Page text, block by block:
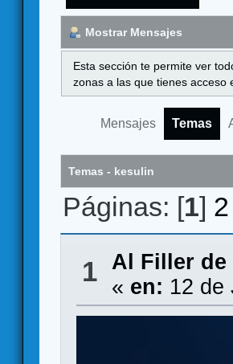
Mostrar Mensajes
Esta sección te permite ver
zonas a las que tienes acceso
Mensajes Temas
Temas - kesulin
Páginas: [1] 2
1 Al Filler
« en: 12 de